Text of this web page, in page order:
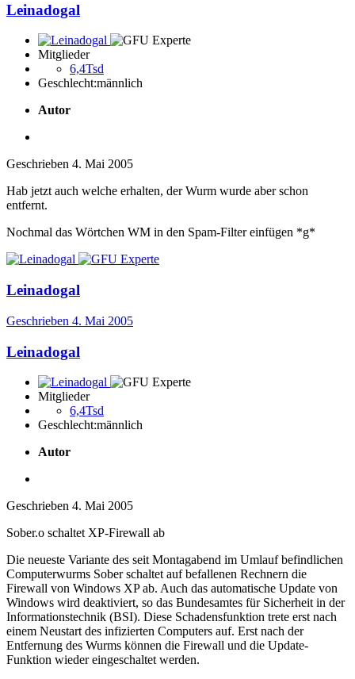
Leinadogal
Mitglieder
6,4Tsd
Geschlecht:männlich
Autor
Geschrieben 4. Mai 2005
Hab jetzt auch welche erhalten, der Wurm wurde aber schon
entfernt.
Nochmal das Wörtchen WM in den Spam-Filter einfügen *g*
Leinadogal
Geschrieben 4. Mai 2005
Leinadogal
Mitglieder
6,4Tsd
Geschlecht:männlich
Autor
Geschrieben 4. Mai 2005
Sober.o schaltet XP-Firewall ab
Die neueste Variante des seit Montagabend im Umlauf befindlichen
Computerwurms Sober schaltet auf befallenen Rechnern die
Firewall von Windows XP ab. Auch das automatische Update von
Windows wird deaktiviert, so das Bundesamtes für Sicherheit in der
Informationstechnik (BSI). Diese Schadensfunktion trete erst nach
einem Neustart des infizierten Computers auf. Erst nach der
Entfernung des Wurms können die Firewall und die Update-
Funktion wieder eingeschaltet werden.